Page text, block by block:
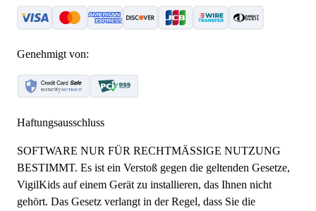
Genehmigt von:
Haftungsausschluss
SOFTWARE NUR FÜR RECHTMÄSSIGE NUTZUNG
BESTIMMT. Es ist ein Verstoß gegen die geltenden Gesetze,
VigilKids auf einem Gerät zu installieren, das Ihnen nicht
gehört. Das Gesetz verlangt in der Regel, dass Sie die